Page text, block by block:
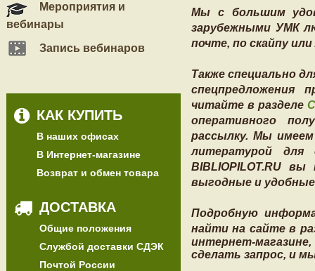
Мероприятия и
вебинары
Запись вебинаров
КАК КУПИТЬ
В наших офисах
В Интернет-магазине
Возврат и обмен товара
ДОСТАВКА
Общие положения
Службой доставки СДЭК
Почтой России
Мы с большим
зарубежными УМК
почте, по скайпу
Также специально
спецпредложения
читайте в разделе
оперативного
рассылку. Мы
литературой для
BIBLIOPILOT.RU
выгодные и
Подробную
найти на сайте в
интернет-
сделать запрос, и